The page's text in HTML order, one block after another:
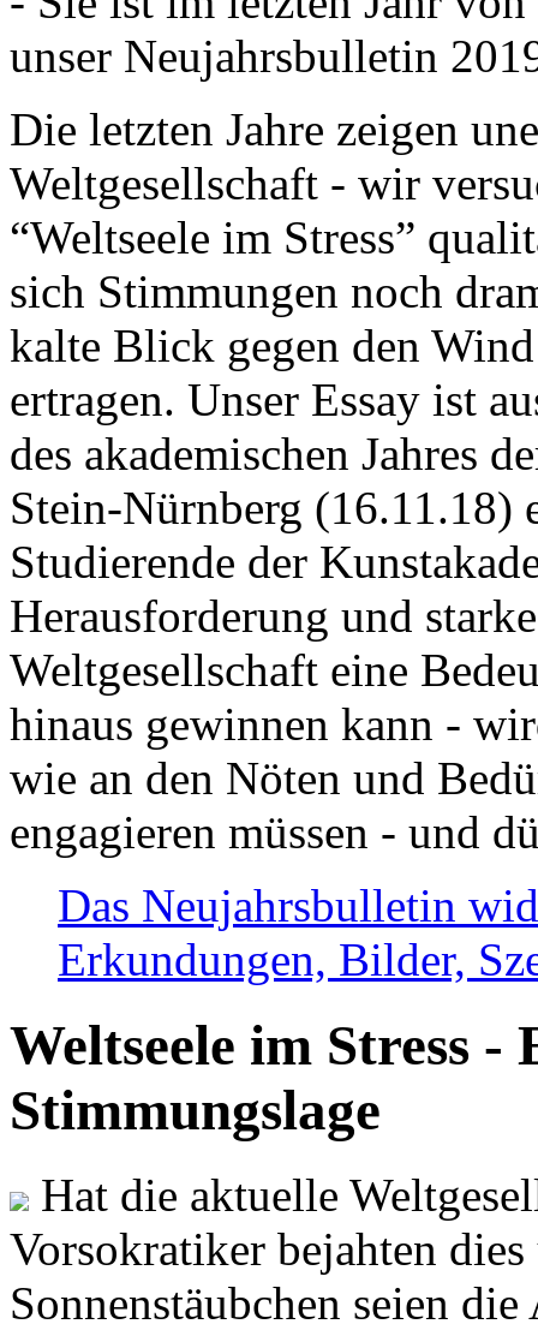
unser Neujahrsbulletin
Die letzten Jahre zeigen
Weltgesellschaft - wir
“Weltseele im Stress”
sich Stimmungen noch
kalte Blick gegen den
ertragen. Unser Essay ist
des akademischen Jahres
Stein-Nürnberg (16.11.18)
Studierende der
Herausforderung und
Weltgesellschaft eine
hinaus gewinnen kann -
wie an den Nöten und
engagieren müssen - und
Das Neujahrsbulletin
Erkundungen, Bilder,
Weltseele im Stress -
Stimmungslage
Hat die aktuelle
Vorsokratiker bejahten
Sonnenstäubchen seien